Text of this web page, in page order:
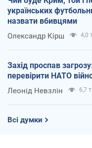
українських
назвати вбивцями
Олександр Кірш 4,0
Захід проспав
перевірити НАТО
Леонід Невзлін 6,7 т.
Всі думки